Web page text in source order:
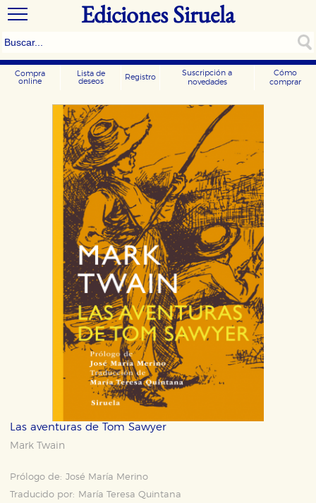
Ediciones Siruela
Compra
online
Lista de
deseos
Registro
Suscripción a
novedades
Cómo
comprar
Las aventuras de Tom Sawyer
Mark Twain
Prólogo de: José María Merino
Traducido por:
María Teresa Quintana